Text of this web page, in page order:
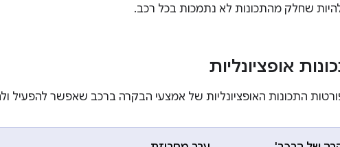
להיות שחלק מהתכונות לא נתמכות בכל רכב.
אופציונליות
התכונות האופציונליות של אמצעי הבקרה ברכב שאפשר להפעיל